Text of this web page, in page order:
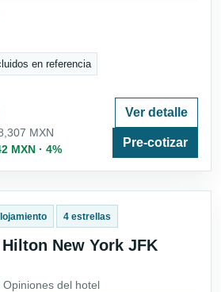
en referencia
MXN
MXN · 4%
Ver detalle
Pre-cotizar
4 estrellas
New York JFK
Opiniones del hotel